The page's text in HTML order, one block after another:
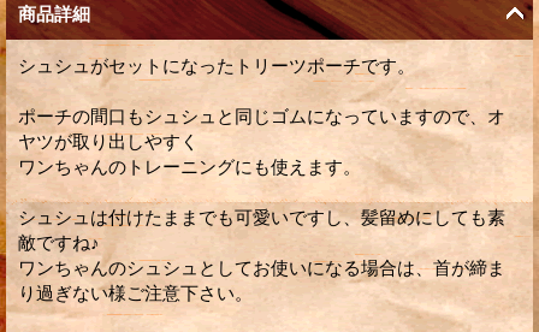
商品詳細
シュシュがセットになったトリーツポーチです。
ポーチの間口もシュシュと同じゴムになっていますので、オ
ヤツが取り出しやすく
ワンちゃんのトレーニングにも使えます。
シュシュは付けたままでも可愛いですし、髪留めにしても素
敵ですね♪
ワンちゃんのシュシュとしてお使いになる場合は、首が締ま
り過ぎない様ご注意下さい。